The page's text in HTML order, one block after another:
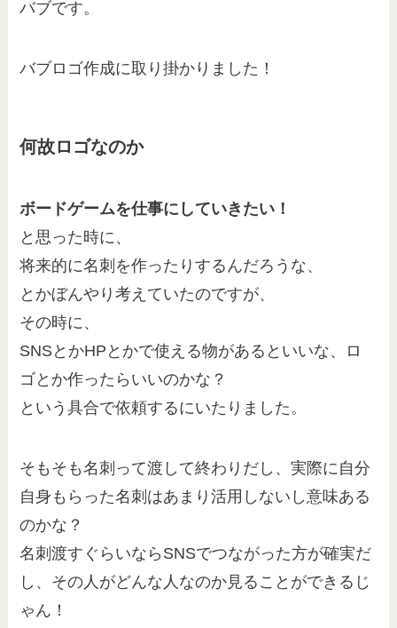
バブです。
バブロゴ作成に取り掛かりました！
何故ロゴなのか
ボードゲームを仕事にしていきたい！
と思った時に、
将来的に名刺を作ったりするんだろうな、
とかぼんやり考えていたのですが、
その時に、
SNSとかHPとかで使える物があるといいな、ロ
ゴとか作ったらいいのかな？
という具合で依頼するにいたりました。
そもそも名刺って渡して終わりだし、実際に自分
自身もらった名刺はあまり活用しないし意味ある
のかな？
名刺渡すぐらいならSNSでつながった方が確実だ
し、その人がどんな人なのか見ることができるじ
ゃん！